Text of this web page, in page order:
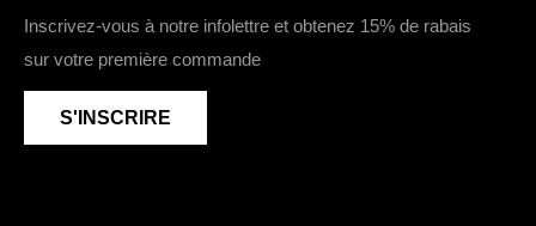
Chaussures de travail véganes
Chaussures de travail imperméables
Accessoires
Devenir détaillant
Zone détaillants
Sezzle
Youtube
Inscrivez-vous à notre infolettre et obtenez 15% de rabais
sur votre première commande
S'INSCRIRE